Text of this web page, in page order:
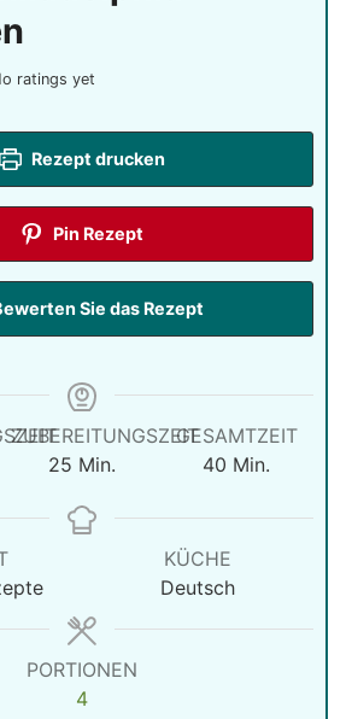
ratings yet
Rezept drucken
Pin Rezept
Sie das Rezept
ZUBEREITUNGSZEIT
25 Minuten
Min.
GESAMTZEIT
40 Minuten
Min.
KÜCHE
Deutsch
PORTIONEN
4